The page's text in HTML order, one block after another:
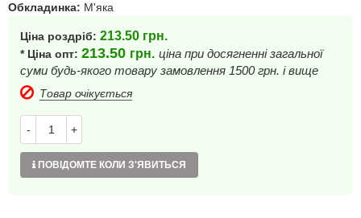
Обкладинка: М'яка
Ціна роздріб: 213.50 грн.
* Ціна опт: 213.50 грн. ціна при досягненні загальної
суми будь-якого товару замовлення 1500 грн. і вище
Товар очікується
- +
ПОВІДОМТЕ КОЛИ З'ЯВИТЬСЯ